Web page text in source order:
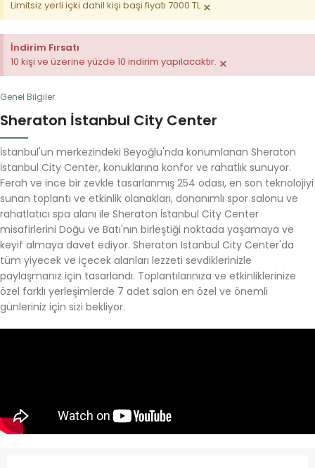
Limitsiz yerli içki dahil kişi başı fiyatı 7000 TL ×
İndirim Fırsatı
10 kişi ve üzerine yüzde 10 indirim yapılacaktır. ×
Genel Bilgiler
Sheraton İstanbul City Center
İstanbul'un merkezindeki Beyoğlu'nda konumlanan Sheraton
İstanbul City Center, konuklarına konfor ve rahatlık sunuyor.
Ferah ve ince bir zevkle tasarlanmış 254 odası, en son teknolojiyi
sunan toplantı ve etkinlik olanakları, donanımlı spor salonu ve
rahatlatıcı spa alanı ile Sheraton İstanbul City Center
misafirlerini Doğu ve Batı'nın birleştiği noktada yaşamaya ve
keyif almaya davet ediyor. Sheraton Istanbul City Center'da
tüm yiyecek ve içecek alanları lezzeti sevdiklerinizle
paylaşmanız için tasarlandı. Toplantılarınıza ve etkinliklerinize
özel farklı yerleşimlerde 7 adet salon en özel ve önemli
günleriniz için sizi bekliyor.